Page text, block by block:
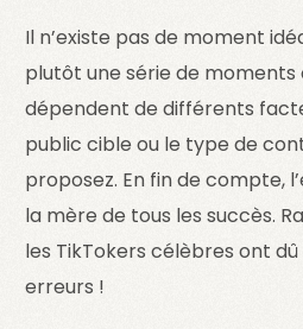
Il n’existe pas de moment
plutôt une série de moments
dépendent de différents
public cible ou le type de
proposez. En fin de compte,
la mère de tous les succès.
les TikTokers célèbres ont
erreurs !